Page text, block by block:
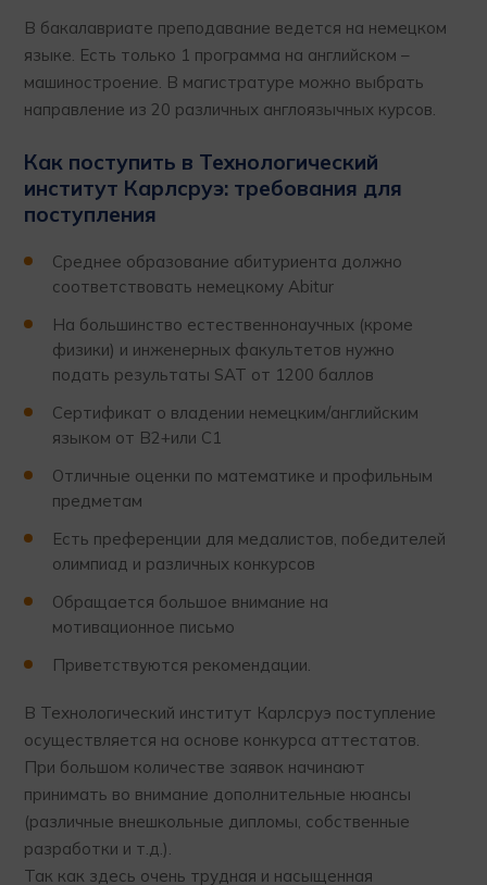
В бакалавриате преподавание ведется на немецком
языке. Есть только 1 программа на английском –
машиностроение. В магистратуре можно выбрать
направление из 20 различных англоязычных курсов.
Как поступить в Технологический
институт Карлсруэ: требования для
поступления
Среднее образование абитуриента должно
соответствовать немецкому Abitur
На большинство естественнонаучных (кроме
физики) и инженерных факультетов нужно
подать результаты SAT от 1200 баллов
Сертификат о владении немецким/английским
языком от В2+или С1
Отличные оценки по математике и профильным
предметам
Есть преференции для медалистов, победителей
олимпиад и различных конкурсов
Обращается большое внимание на
мотивационное письмо
Приветствуются рекомендации.
В Технологический институт Карлсруэ поступление
осуществляется на основе конкурса аттестатов.
При большом количестве заявок начинают
принимать во внимание дополнительные нюансы
(различные внешкольные дипломы, собственные
разработки и т.д.).
Так как здесь очень трудная и насыщенная